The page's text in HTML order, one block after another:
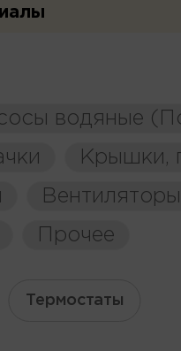
водяные
Крышки,
Прочее
Термостаты